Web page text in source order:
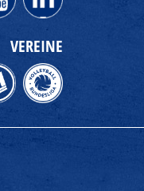
VEREINE